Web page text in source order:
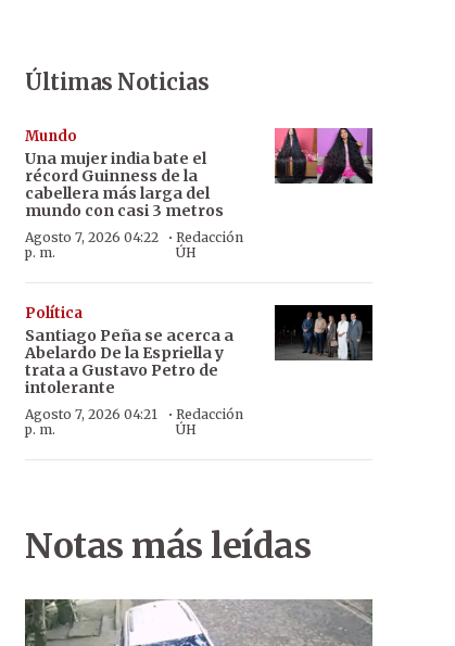
Últimas Noticias
Mundo
Una mujer india bate el
récord Guinness de la
cabellera más larga del
mundo con casi 3 metros
Agosto 7, 2026 04:22
p. m.
·Redacción
ÚH
Política
Santiago Peña se acerca a
Abelardo De la Espriella y
trata a Gustavo Petro de
intolerante
Agosto 7, 2026 04:21
p. m.
·Redacción
ÚH
Notas más leídas